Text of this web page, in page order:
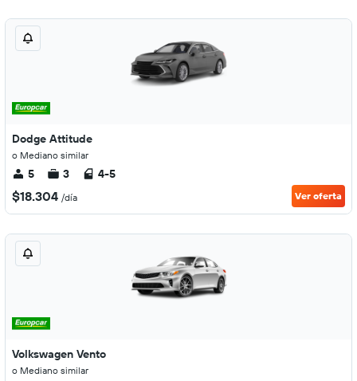
Dodge Attitude
o Mediano similar
5 3 4-5
$18.304 /día Ver oferta
Volkswagen Vento
o Mediano similar